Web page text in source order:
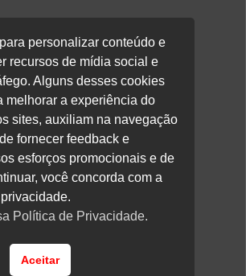
Nova Brasília – CEP 89252-220.
privacidade aqui.
/
personalizar conteúdo e
recursos de mídia social e
Alguns desses cookies
melhorar a experiência do
sites, auxiliam na navegação
fornecer feedback e
esforços promocionais e de
você concorda com a
Política de Privacidade.
Aceitar